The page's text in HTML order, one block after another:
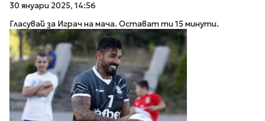
30 януари 2025, 14:56
Гласувай за Играч на мача. Остават ти 15 минути.